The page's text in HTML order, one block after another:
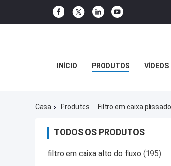
INÍCIO PRODUTOS VÍDEOS
Casa Produtos Filtro em caixa plissado
TODOS OS PRODUTOS
filtro em caixa alto do fluxo (195)